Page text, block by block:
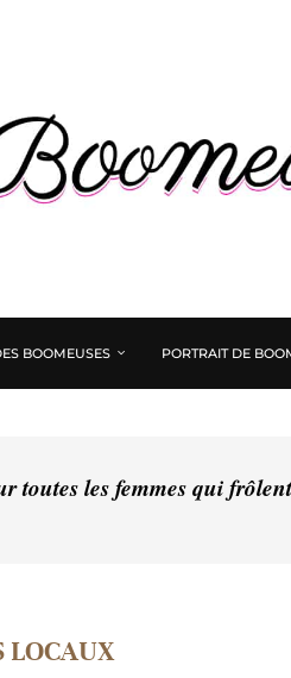
BOOMEUSES PORTRAIT DE
toutes les femmes qui
LOCAUX